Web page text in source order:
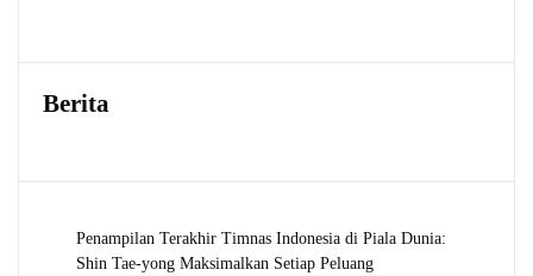
Berita
Penampilan Terakhir Timnas Indonesia di Piala Dunia:
Shin Tae-yong Maksimalkan Setiap Peluang